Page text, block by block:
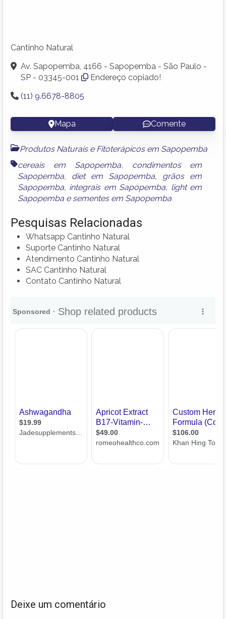
Cantinho Natural
Av. Sapopemba, 4166 - Sapopemba - São Paulo -
SP - 03345-001
Endereço copiado!
(11) 9.6678-8805
Mapa Comente
Produtos Naturais e Fitoterápicos em Sapopemba
cereais em Sapopemba, condimentos em
Sapopemba, diet em Sapopemba, grãos em
Sapopemba, integrais em Sapopemba, light em
Sapopemba e sementes em Sapopemba
Pesquisas Relacionadas
Whatsapp Cantinho Natural
Suporte Cantinho Natural
Atendimento Cantinho Natural
SAC Cantinho Natural
Contato Cantinho Natural
Deixe um comentário